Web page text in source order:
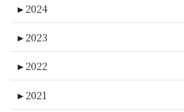
►2024
►2023
►2022
►2021